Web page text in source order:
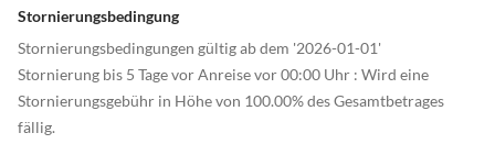
Stornierungsbedingung
Stornierungsbedingungen gültig ab dem '2026-01-01'
Stornierung bis 5 Tage vor Anreise vor 00:00 Uhr : Wird eine
Stornierungsgebühr in Höhe von 100.00% des Gesamtbetrages
fällig.